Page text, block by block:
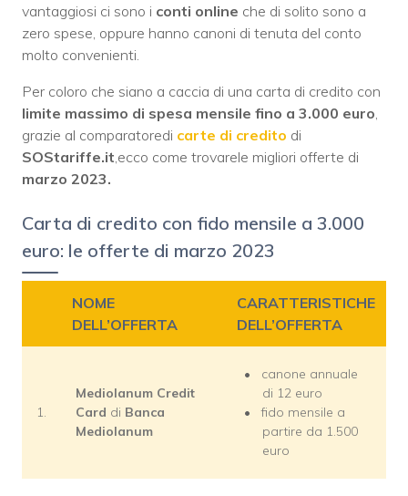
vantaggiosi ci sono i conti online che di solito sono a
zero spese, oppure hanno canoni di tenuta del conto
molto convenienti.
Per coloro che siano a caccia di una carta di credito con
limite massimo di spesa mensile fino a 3.000 euro
grazie al comparatoredi carte di credito di
SOStariffe.it ,ecco come trovarele migliori offerte di
marzo 2023.
Carta di credito con fido mensile a 3.000
euro: le offerte di marzo 2023
NOME
DELL’OFFERTA
CARATTERISTICHE
DELL’OFFERTA
1.
Mediolanum Credit
Card di Banca
Mediolanum
canone annuale
di 12 euro
fido mensile a
partire da 1.500
euro